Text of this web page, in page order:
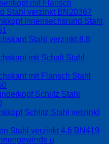
mit Flansch
Stahl verzinkt BN20367
Innensechsrund Stahl
Stahl verzinkt 8.8
mit Schaft Stahl
mit Flansch Stahl
Schlitz Stahl
Schlitz Stahl verzinkt
Stahl verzinkt 4.6 BN419
u